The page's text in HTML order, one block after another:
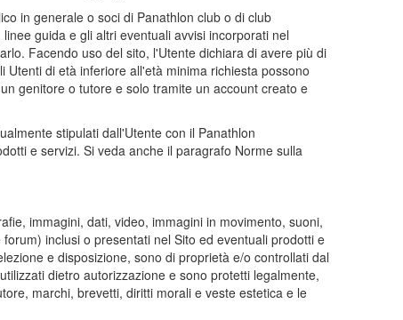
in generale o soci di Panathlon club o di club
guida e gli altri eventuali avvisi incorporati nel
Facendo uso del sito, l'Utente dichiara di avere più di
di età inferiore all'età minima richiesta possono
genitore o tutore e solo tramite un account creato e
stipulati dall'Utente con il Panathlon
e servizi. Si veda anche il paragrafo Norme sulla
immagini, dati, video, immagini in movimento, suoni,
inclusi o presentati nel Sito ed eventuali prodotti e
e disposizione, sono di proprietà e/o controllati dal
dietro autorizzazione e sono protetti legalmente,
marchi, brevetti, diritti morali e veste estetica e le